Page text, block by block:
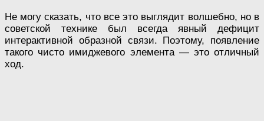
Не могу сказать, что все это выглядит волшебно, но в
советской технике был всегда явный дефицит
интерактивной образной связи. Поэтому, появление
такого чисто имиджевого элемента — это отличный
ход.